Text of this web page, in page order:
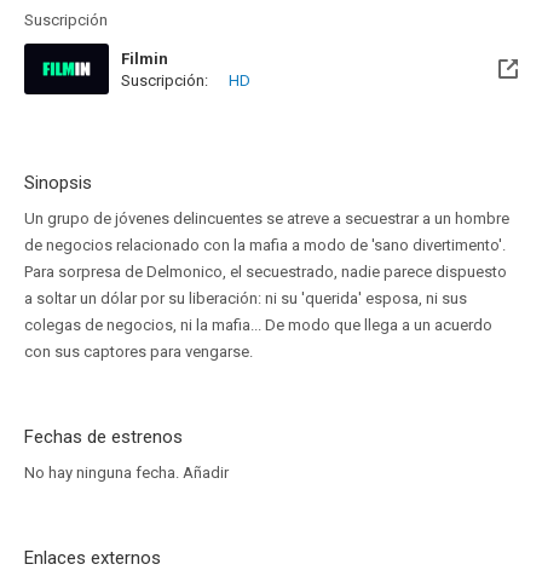
Suscripción
Filmin
Disponible hasta el Mié, 31 Dic 2031 (Quedan 5 años)
Suscripción: HD
Sinopsis
Un grupo de jóvenes delincuentes se atreve a secuestrar a un hombre
de negocios relacionado con la mafia a modo de 'sano divertimento'.
Para sorpresa de Delmonico, el secuestrado, nadie parece dispuesto
a soltar un dólar por su liberación: ni su 'querida' esposa, ni sus
colegas de negocios, ni la mafia... De modo que llega a un acuerdo
con sus captores para vengarse.
Fechas de estrenos
No hay ninguna fecha. Añadir
Enlaces externos